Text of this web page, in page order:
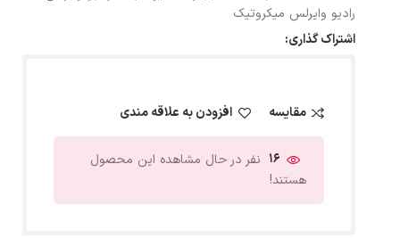
رادیو وایرلس میکروتیک
اشتراک گذاری:
مقایسه افزودن به علاقه مندی
16 نفر در حال مشاهده این محصول
هستند!